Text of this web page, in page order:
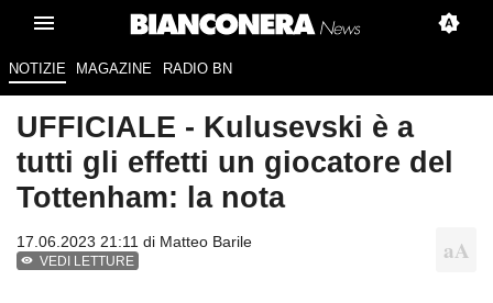
NOTIZIE MAGAZINE RADIO BN
UFFICIALE - Kulusevski è a
tutti gli effetti un giocatore del
Tottenham: la nota
17.06.2023 21:11 di Matteo Barile
VEDI LETTURE